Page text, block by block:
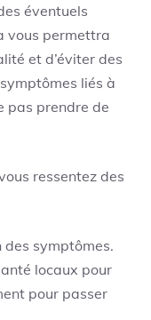
éventuels
vous permettra
et d’éviter des
liés à
pas prendre de
ressentez des
des symptômes.
locaux pour
pour passer